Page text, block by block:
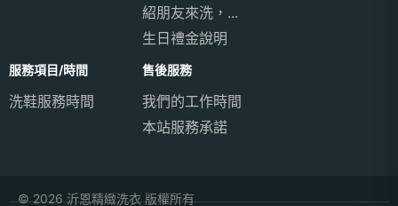
紹朋友來洗，...
生日禮金說明
服務項目/時間
洗鞋服務時間
售後服務
我們的工作時間
本站服務承諾
© 2026 沂恩精緻洗衣 版權所有